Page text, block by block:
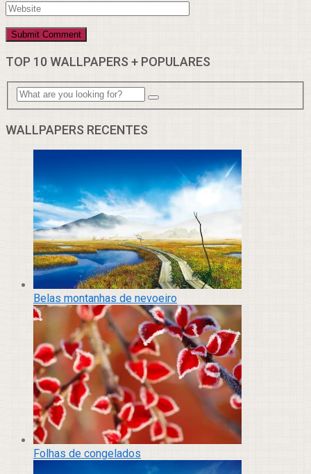
TOP 10 WALLPAPERS + POPULARES
WALLPAPERS RECENTES
Belas montanhas de nevoeiro
Folhas de congelados